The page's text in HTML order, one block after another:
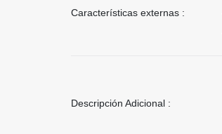
Características externas :
Descripción Adicional :